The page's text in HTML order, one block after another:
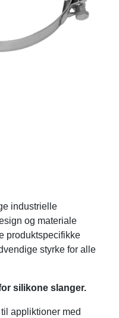
industrielle
og materiale
produktspecifikke
styrke for alle
silikone slanger.
appliktioner med